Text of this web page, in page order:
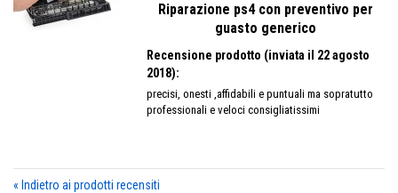
Riparazione ps4 con preventivo per
guasto generico
Recensione prodotto (inviata il 22 agosto
2018):
precisi, onesti ,affidabili e puntuali ma sopratutto
professionali e veloci consigliatissimi
« Indietro ai prodotti recensiti